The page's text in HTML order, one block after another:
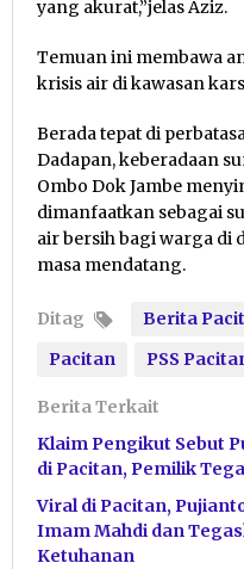
yang akurat,”jelas Aziz.
Temuan ini membawa
krisis air di kawasan
Berada tepat di
Dadapan, keberadaan
Ombo Dok Jambe
dimanfaatkan sebagai
air bersih bagi warga di
masa mendatang.
Ditag Berita
Pacitan
PSS
Berita Terkait
Klaim Pengikut Sebut
di Pacitan, Pemilik
Viral di Pacitan,
Imam Mahdi dan
Ketuhanan